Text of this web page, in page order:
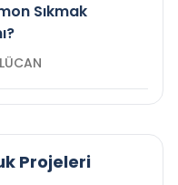
Sıkmak
Projeleri